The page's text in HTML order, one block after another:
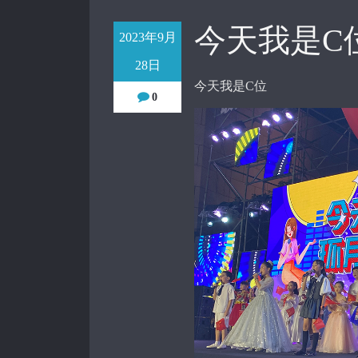
2023年9月
28日
0
今天我是C
今天我是C位